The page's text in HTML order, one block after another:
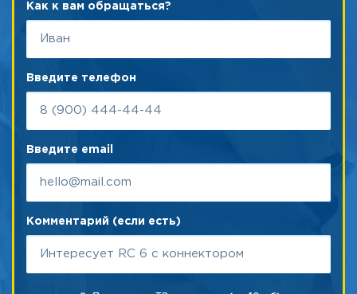
Как к вам обращаться?
Введите телефон
Введите email
Комментарий (если есть)